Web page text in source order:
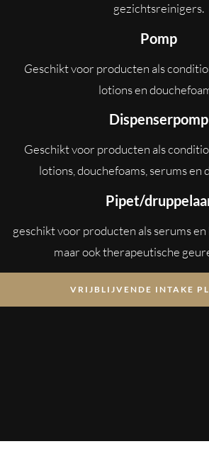
gezichtsreinigers.
Pomp
Geschikt voor producten als
lotions en
Dispenserpomp
Geschikt voor producten als
lotions, douchefoams, serums en
Pipet/
geschikt voor producten als serums
maar ook therapeutische
VRIJBLIJVENDE INTAKE